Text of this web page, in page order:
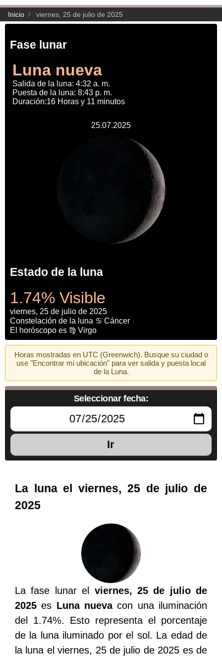
Inicio viernes, 25 de julio de 2025
Fase lunar
Luna nueva
Salida de la luna: 4:32 a. m.
Puesta de la luna: 8:43 p. m.
Duración:16 Horas y 11 minutos
25.07.2025
Estado de la luna
1.74% Visible
viernes, 25 de julio de 2025
Constelación de la luna ♋ Cáncer
El horóscopo es ♍ Virgo
Horas mostradas en UTC (Greenwich). Busque su ciudad o
use "Encontrar mi ubicación" para ver salida y puesta local
de la Luna.
Seleccionar fecha:
Ir
La luna el viernes, 25 de julio de
2025
La fase lunar el viernes, 25 de julio de
2025 es Luna nuevacon una iluminación
del 1.74%. Esto representa el porcentaje
de la luna iluminado por el sol. La edad de
la luna el viernes, 25 de julio de 2025 es de